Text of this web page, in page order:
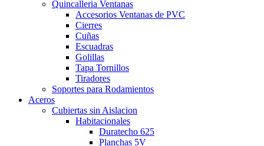
Quincalleria Ventanas
Accesorios Ventanas de PVC
Cierres
Cuñas
Escuadras
Golillas
Tapa Tornillos
Tiradores
Soportes para Rodamientos
Aceros
Cubiertas sin Aislacion
Habitacionales
Duratecho 625
Planchas 5V